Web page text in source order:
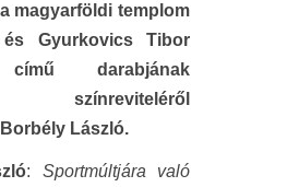
magyarföldi templom
és Gyurkovics Tibor
című darabjának
színreviteléről
László.
: Sportmúltjára való